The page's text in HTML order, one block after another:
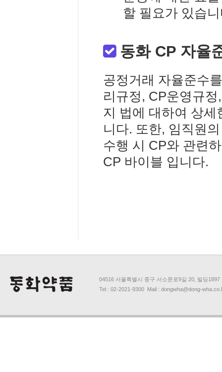
할 필요가 있습
동화 CP 자율
공정거래 자율준수
리규정, CP운영규
지 법에 대하여 상
니다. 또한, 임직원
수행 시 CP와 관련
CP 바이블 입니다.
04516 서울특별시 중구 서소문로9길 20, 빌딩1897
Tel : 02-2021-9300 Mail : dongwha@dong-